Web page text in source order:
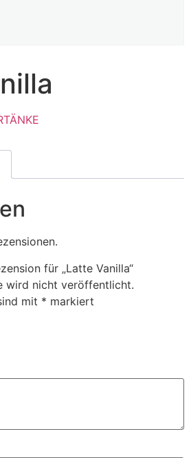
für „Latte Vanilla“
wird nicht veröffentlicht.
mit * markiert